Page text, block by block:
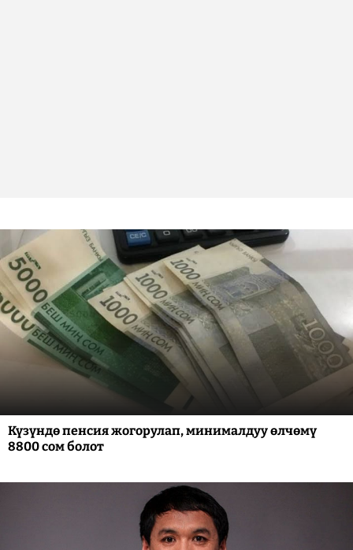
Күзүндө пенсия жогорулап, минималдуу өлчөмү
8800 сом болот